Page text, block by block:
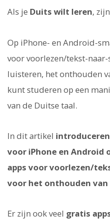
Als je Duits wilt leren,
Op iPhone- en Android-
voor voorlezen/tekst-
luisteren, het onthouden
kunt studeren op een
van de Duitse taal.
In dit artikel
voor iPhone en Android
apps voor voorlezen/
voor het onthouden van
Er zijn ook veel gratis